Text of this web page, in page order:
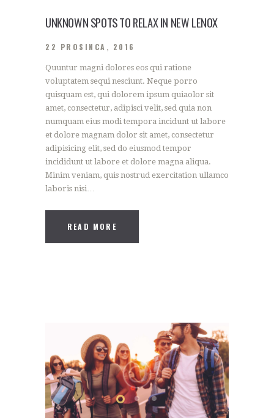
UNKNOWN SPOTS TO RELAX IN NEW LENOX
22 PROSINCA, 2016
Quuntur magni dolores eos qui ratione
voluptatem sequi nesciunt. Neque porro
quisquam est, qui dolorem ipsum quiaolor sit
amet, consectetur, adipisci velit, sed quia non
numquam eius modi tempora incidunt ut labore
et dolore magnam dolor sit amet, consectetur
adipisicing elit, sed do eiusmod tempor
incididunt ut labore et dolore magna aliqua.
Minim veniam, quis nostrud exercitation ullamco
laboris nisi…
READ MORE